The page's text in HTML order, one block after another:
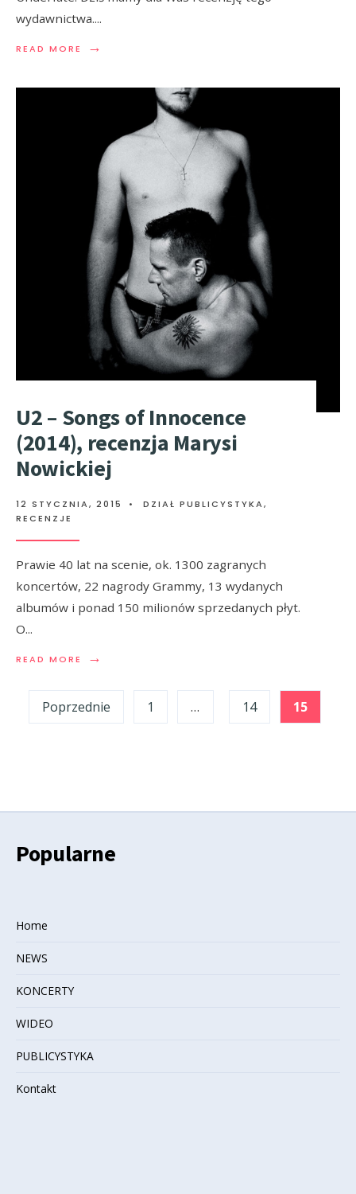
wydawnictwa....
READ MORE →
12 LUTEGO, 2015 • DZIAŁ PUBLICYSTYKA,
RECENZJE
U2 – Songs of Innocence
(2014), recenzja Marysi
Nowickiej
12 STYCZNIA, 2015 • DZIAŁ PUBLICYSTYKA,
RECENZJE
Prawie 40 lat na scenie, ok. 1300 zagranych
koncertów, 22 nagrody Grammy, 13 wydanych
albumów i ponad 150 milionów sprzedanych płyt.
O...
READ MORE →
Stronicowanie
wpisów
Poprzednie 1 … 14 15
Popularne
Home
NEWS
KONCERTY
WIDEO
PUBLICYSTYKA
Kontakt